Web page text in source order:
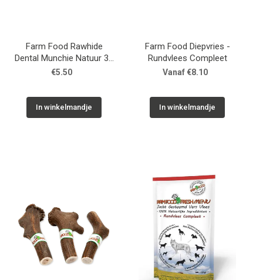
Farm Food Rawhide
Dental Munchie Natuur 35
st
€5.50
In winkelmandje
Farm Food Diepvries -
Rundvlees Compleet
Vanaf €8.10
In winkelmandje